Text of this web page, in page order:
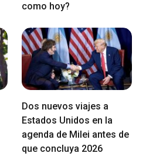
como hoy?
Dos nuevos viajes a
Estados Unidos en la
agenda de Milei antes de
que concluya 2026